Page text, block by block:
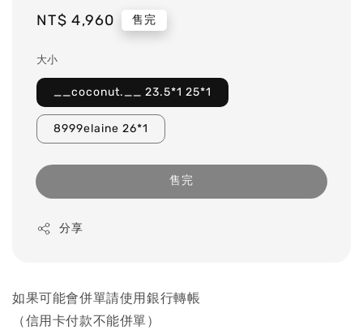
Regular
NT$ 4,960 售完
大小
__coconut.__ 23.5*1 25*1
8999elaine 26*1
售完
分享
如果可能會併單請使用銀行轉帳
（信用卡付款不能併單）